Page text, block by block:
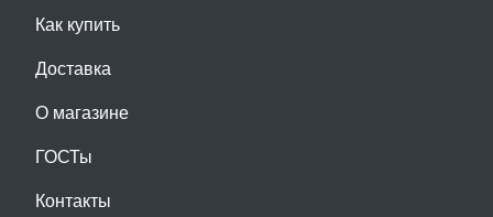
Как купить
Доставка
О магазине
ГОСТы
Контакты